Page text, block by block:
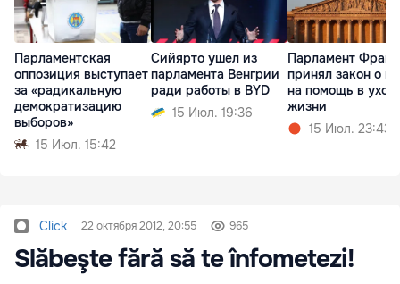
Парламентская
оппозиция выступает
за «радикальную
демократизацию
выборов»
15 Июл. 15:42
Сийярто ушел из
парламента Венгрии
ради работы в BYD
15 Июл. 19:36
Парламент
принял закон о
на помощь в
жизни
15 Июл. 23:43
Click 22 октября 2012, 20:55 965
Slăbeşte fără să te înfometezi!